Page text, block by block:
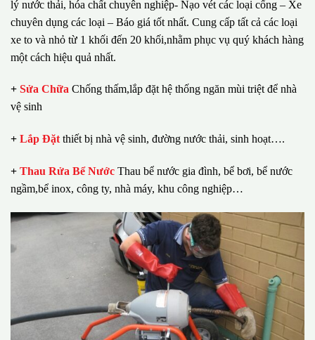
lý nước thải, hóa chất chuyên nghiệp- Nạo vét các loại cống – Xe
chuyên dụng các loại – Báo giá tốt nhất. Cung cấp tất cả các loại
xe to và nhỏ từ 1 khối đến 20 khối,nhằm phục vụ quý khách hàng
một cách hiệu quả nhất.
+ Sửa Chữa Chống thấm,lắp đặt hệ thống ngăn mùi triệt để nhà
vệ sinh
+ Lắp Đặt thiết bị nhà vệ sinh, đường nước thải, sinh hoạt….
+ Thau Rửa Bể Nước Thau bể nước gia đình, bể bơi, bể nước
ngầm,bể inox, công ty, nhà máy, khu công nghiệp…